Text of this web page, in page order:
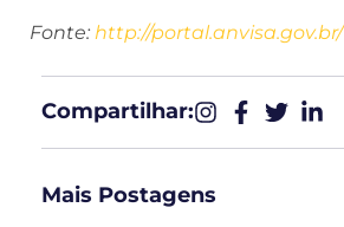
Fonte: http://portal.anvisa.gov.br/
Compartilhar:​
Mais Postagens